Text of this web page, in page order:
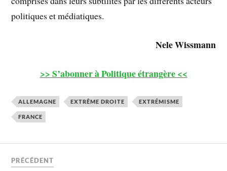
politiques et médiatiques.
Nele Wissmann
>> S’abonner à Politique étrangère <<
ALLEMAGNE EXTRÊME DROITE EXTRÉMISME
FRANCE
PRÉCÉDENT